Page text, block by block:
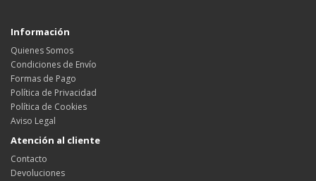
Información
Quienes Somos
Condiciones de Envío
Formas de Pago
Política de Privacidad
Política de Cookies
Aviso Legal
Atención al cliente
Contacto
Devoluciones